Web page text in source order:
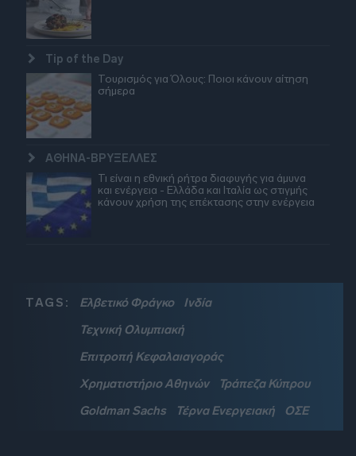
Tip of the Day
Τουρισμός για Όλους: Ποιοι κάνουν αίτηση
σήμερα
ΑΘΗΝΑ-ΒΡΥΞΕΛΛΕΣ
Τι είναι η εθνική ρήτρα διαφυγής για άμυνα
και ενέργεια - Ελλάδα και Ιταλία ως στιγμής
κάνουν χρήση της επέκτασης στην ενέργεια
TAGS: Ελβετικό Φράγκο
Ινδία
Τεχνική Ολυμπιακή
Επιτροπή Κεφαλαιαγοράς
Χρηματιστήριο Αθηνών
Τράπεζα Κύπρου
Goldman Sachs
Τέρνα Ενεργειακή ΟΣΕ